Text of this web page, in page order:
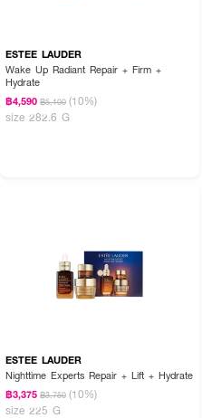
·CERAVE Oil Control Moist Gel-
เช้า โดยเว้นบริเวณรอบดวงตา
ESTEE LAUDER
Wake Up Radiant Repair + Firm +
Hydrate
฿4,590 ฿5,100 (10%)
size 282.6 G
ESTEE LAUDER
Nighttime Experts Repair + Lift + Hydrate
฿3,375 ฿3,750 (10%)
size 225 G